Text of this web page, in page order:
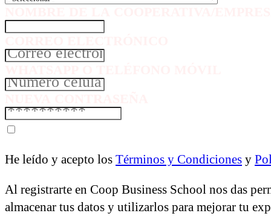
He leído y acepto los Términos y Condiciones y
Al registrarte en Coop Business School nos das
almacenar tus datos y utilizarlos para mejorar tu